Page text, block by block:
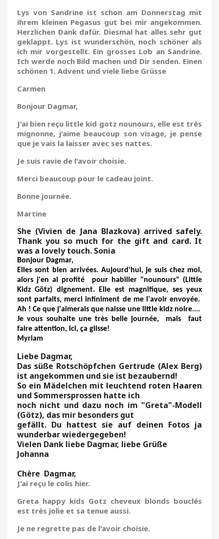
Lys von Sandrine ist schon am Donnerstag mit
ihrem kleinen Pegasus gut bei mir angekommen.
Herzlichen Dank dafür. Diesmal hat alles sehr gut
geklappt. Lys ist wunderschön, noch schöner als
ich mir vorgestellt. Ein grosses Lob an Sandrine.
Ich werde noch Bild machen und Dir senden. Einen
schönen 1. Advent und viele liebe Grüsse
Carmen
Bonjour Dagmar,
J'ai bien reçu little kid gotz nounours, elle est très
mignonne, j'aime beaucoup son visage, je pense
que je vais la laisser avec ses nattes.
Je suis ravie de l'avoir choisie.
Merci beaucoup pour le cadeau joint.
Bonne journée.
Martine
She (Vivien de Jana Blazkova) arrived safely.
Thank you so much for the gift and card. It
was a lovely touch. Sonia
Bonjour Dagmar,
Elles sont bien arrivées. Aujourd'hui, je suis chez moi,
alors j'en ai profité pour habiller "nounours" (Little
Kidz Götz) dignement. Elle est magnifique, ses yeux
sont parfaits, merci infiniment de me l'avoir envoyée.
Ah ! Ce que j'aimerais que naisse une little kidz noire....
Je vous souhaite une très belle journée, mais faut
faire attention, ici, ça glisse!
Myriam
Liebe Dagmar,
Das süße Rotschöpfchen Gertrude (Alex Berg)
ist angekommen und sie ist bezaubernd!
So ein Mädelchen mit leuchtend roten Haaren
und Sommersprossen hatte ich
noch nicht und dazu noch im "Greta"-Modell
(Götz), das mir besonders gut
gefällt. Du hattest sie auf deinen Fotos ja
wunderbar wiedergegeben!
Vielen Dank liebe Dagmar, liebe Grüße
Johanna
Chère Dagmar,
J'ai reçu le colis hier.
Greta happy kids Gotz cheveux blonds bouclés
est très jolie et sa tenue aussi.
Je ne regrette pas de l'avoir choisie.